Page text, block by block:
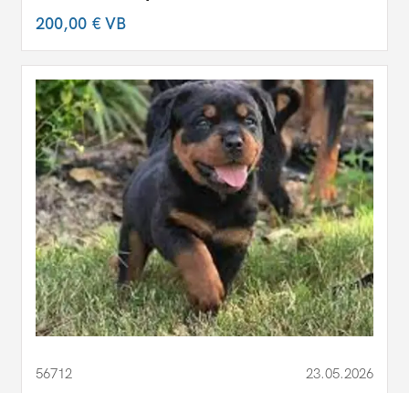
200,00 €VB
56712 23.05.2026